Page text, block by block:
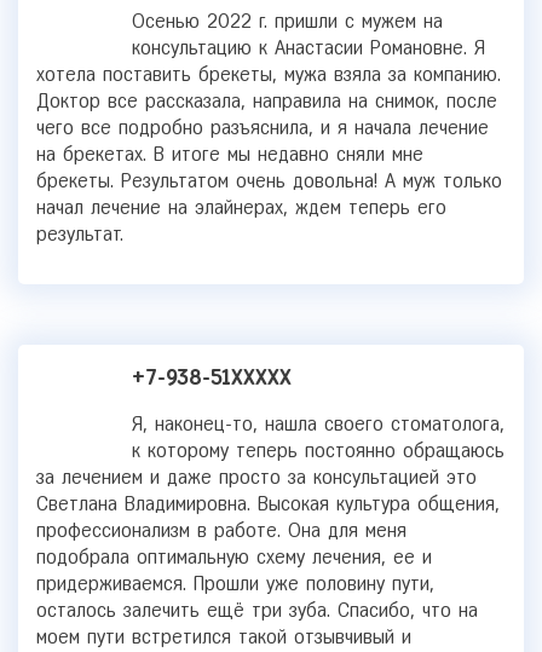
Осенью 2022 г. пришли с мужем на
консультацию к Анастасии Романовне. Я
хотела поставить брекеты, мужа взяла за компанию.
Доктор все рассказала, направила на снимок, после
чего все подробно разъяснила, и я начала лечение
на брекетах. В итоге мы недавно сняли мне
брекеты. Результатом очень довольна! А муж только
начал лечение на элайнерах, ждем теперь его
результат.
+7-938-51XXXXX
Я, наконец-то, нашла своего стоматолога,
к которому теперь постоянно обращаюсь
за лечением и даже просто за консультацией это
Светлана Владимировна. Высокая культура общения,
профессионализм в работе. Она для меня
подобрала оптимальную схему лечения, ее и
придерживаемся. Прошли уже половину пути,
осталось залечить ещё три зуба. Спасибо, что на
моем пути встретился такой отзывчивый и